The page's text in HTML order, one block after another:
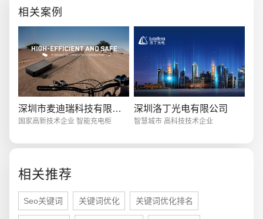
相关案例
深圳市麦迪瑞科技有限公司
国家高新技术企业 智能充电柜
深圳洛丁光电有限公司
智慧城市 高科技技术企业
相关推荐
Seo关键词 关键词优化 关键词优化排名
电商及系统平台开发 · 微信小程序开发